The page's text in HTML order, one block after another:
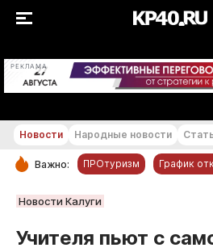
РЕКЛАМА
РУБРИКИ
Новости Народные новости
Важно: ПРОтуризм График
Новости Калуги
Учителя пьют с